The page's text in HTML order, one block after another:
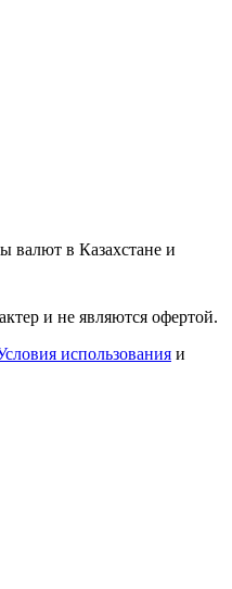
в Казахстане и
и не являются офертой.
использования и